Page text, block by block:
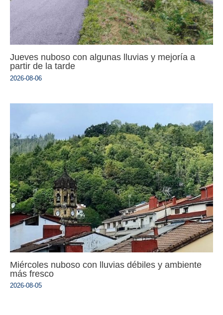
Jueves nuboso con algunas lluvias y mejoría a
partir de la tarde
2026-08-06
Miércoles nuboso con lluvias débiles y ambiente
más fresco
2026-08-05